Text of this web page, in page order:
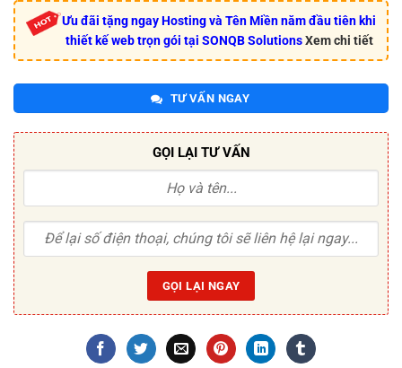
Ưu đãi tặng ngay Hosting và Tên Miền năm đầu tiên khi
thiết kế web trọn gói tại SONQB SolutionsXem chi tiết
TƯ VẤN NGAY
GỌI LẠI TƯ VẤN